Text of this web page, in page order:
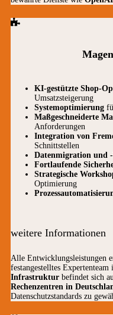
KI-gestützte Shop-
Umsatzsteigerung
Systemoptimierung
Maßgeschneiderte
Anforderungen
Integration von
Schnittstellen
Datenmigration und
Fortlaufende
Strategische
Optimierung
weitere Informationen
Alle Entwicklungsleistungen
festangestelltes
Infrastruktur befindet sich
Rechenzentren in
Datenschutzstandards zu